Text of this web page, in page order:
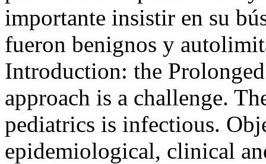
importante insistir en su
fueron benignos y
Introduction: the
approach is a challenge.
pediatrics is infectious.
epidemiological, clinical